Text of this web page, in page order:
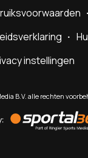
instellingen
B.V. alle rechten
by
Sportal365